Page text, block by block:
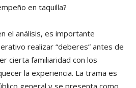
en taquilla?
el análisis, es importante
realizar “deberes” antes de
cierta familiaridad con los
la experiencia. La trama es